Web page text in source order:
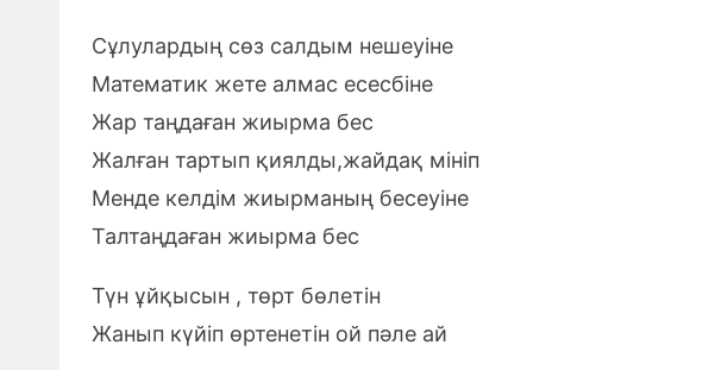
Сұлулардың сөз салдым нешеуіне
Математик жете алмас есесбіне
Жар таңдаған жиырма бес
Жалған тартып қиялды,жайдақ мініп
Менде келдім жиырманың бесеуіне
Талтаңдаған жиырма бес
Түн ұйқысын , төрт бөлетін
Жанып күйіп өртенетін ой пәле ай